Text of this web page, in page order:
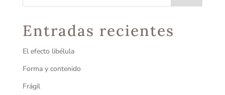
Entradas recientes
El efecto libélula
Forma y contenido
Frágil